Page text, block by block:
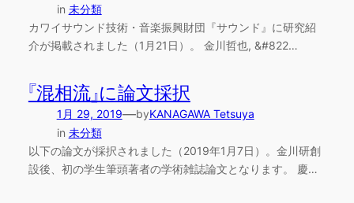
in 未分類
カワイサウンド技術・音楽振興財団『サウンド』に研究紹
介が掲載されました（1月21日）。 金川哲也, &#822…
『混相流』に論文採択
1月 29, 2019—byKANAGAWA Tetsuya
in 未分類
以下の論文が採択されました（2019年1月7日）。金川研創
設後、初の学生筆頭著者の学術雑誌論文となります。 慶…